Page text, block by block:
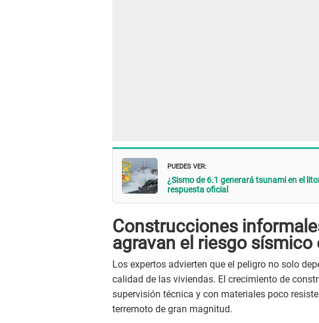
PUEDES VER:
¿Sismo de 6.1 generará tsunami en el
respuesta oficial
Construcciones
agravan el riesgo sísmico
Los expertos advierten que el peligro no solo
calidad de las viviendas. El crecimiento de
supervisión técnica y con materiales poco
terremoto de gran magnitud.